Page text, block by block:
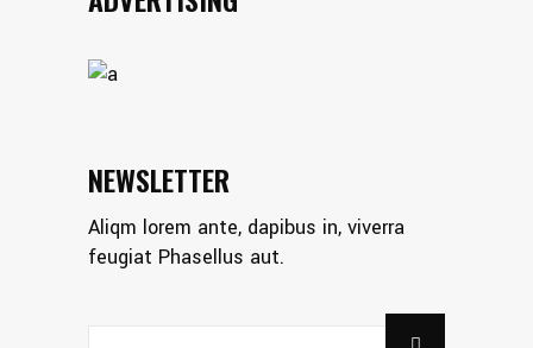
NEWSLETTER
Aliqm lorem ante, dapibus in, viverra
feugiat Phasellus aut.